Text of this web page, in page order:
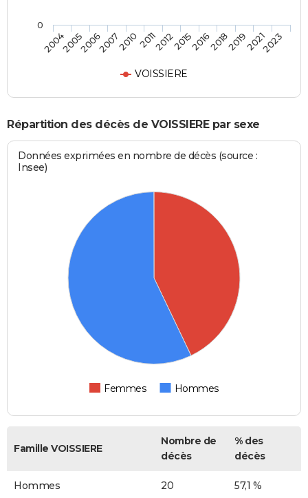
VOISSIERE
2004200520062007201020112012201520162018201920212023
0
Répartition des décès de VOISSIERE par sexe
Données exprimées en nombre de décès (source :
Insee)
Femmes Hommes
Famille VOISSIERE
Nombre de
décès
% des
décès
Hommes 20 57,1 %